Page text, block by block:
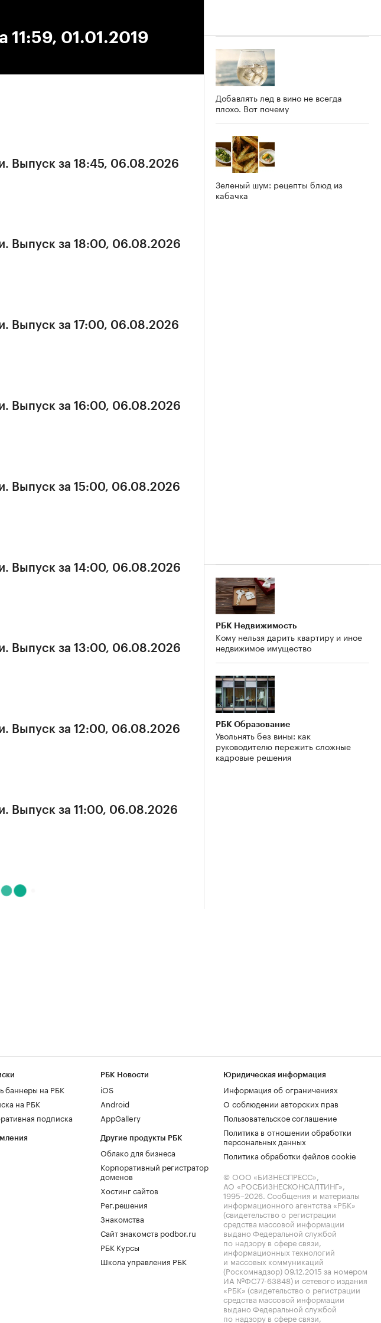
11:59, 01.01.2019
Выпуск за 18:45, 06.08.2026
Выпуск за 18:00, 06.08.2026
Выпуск за 17:00, 06.08.2026
Выпуск за 16:00, 06.08.2026
Выпуск за 15:00, 06.08.2026
Выпуск за 14:00, 06.08.2026
Выпуск за 13:00, 06.08.2026
Выпуск за 12:00, 06.08.2026
Выпуск за 11:00, 06.08.2026
Добавлять лед в вино не всегда
плохо. Вот почему
Зеленый шум: рецепты блюд из
кабачка
РБК Недвижимость
Кому нельзя дарить квартиру и иное
недвижимое имущество
РБК Образование
Увольнять без вины: как
руководителю пережить сложные
кадровые решения
баннеры на РБК
на РБК
подписка
РБК Новости
iOS
Android
AppGallery
Другие продукты РБК
Облако для бизнеса
Корпоративный регистратор
доменов
Хостинг сайтов
Рег.решения
Знакомства
Сайт знакомств podbor.ru
РБК Курсы
Школа управления РБК
Юридическая информация
Информация об ограничениях
О соблюдении авторских прав
Пользовательское соглашение
Политика в отношении обработки
персональных данных
Политика обработки файлов cookie
© ООО «БИЗНЕСПРЕСС»,
АО «РОСБИЗНЕСКОНСАЛТИНГ»,
1995–2026. Сообщения и материалы
информационного агентства «РБК»
(свидетельство о регистрации
средства массовой информации
выдано Федеральной службой
по надзору в сфере связи,
информационных технологий
и массовых коммуникаций
(Роскомнадзор) 09.12.2015 за номером
ИА №ФС77-63848) и сетевого издания
«РБК» (свидетельство о регистрации
средства массовой информации
выдано Федеральной службой
по надзору в сфере связи,